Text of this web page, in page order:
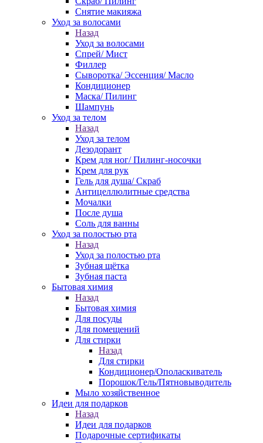
Снятие макияжа
Уход за волосами
Назад
Уход за волосами
Спрей/ Мист
Филлер
Сыворотка/ Эссенция/ Масло
Кондиционер
Маска/ Пилинг
Шампунь
Уход за телом
Назад
Уход за телом
Дезодорант
Крем для ног/ Пилинг-носочки
Крем для рук
Гель для душа/ Скраб
Антицеллюлитные средства
Мочалки
После душа
Соль для ванны
Уход за полостью рта
Назад
Уход за полостью рта
Зубная щётка
Зубная паста
Бытовая химия
Назад
Бытовая химия
Для посуды
Для помещений
Для стирки
Назад
Для стирки
Кондиционер/Ополаскиватель
Порошок/Гель/Пятновыводитель
Мыло хозяйственное
Идеи для подарков
Назад
Идеи для подарков
Подарочные сертификаты